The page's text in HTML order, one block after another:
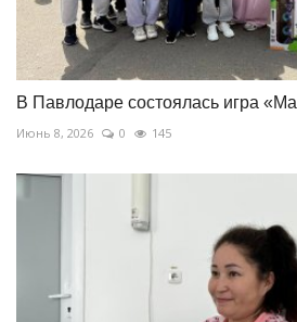
В Павлодаре состоялась игра
Июнь 8, 2026 0 145